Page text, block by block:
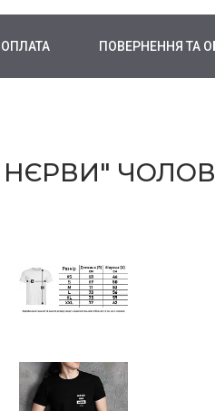
ОПЛАТА ПОВЕРНЕННЯ ТА